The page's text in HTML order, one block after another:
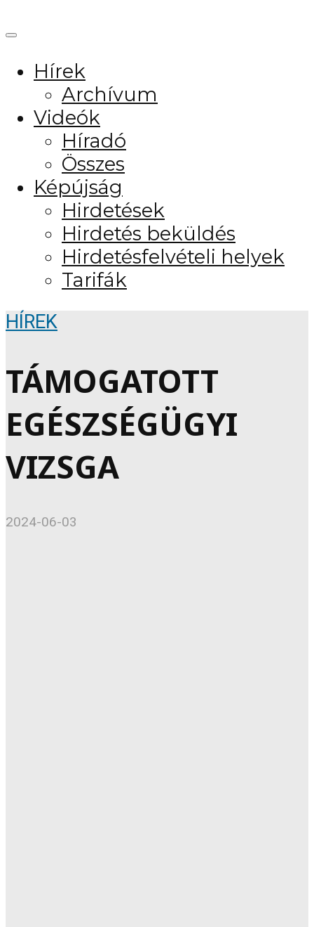
Hírek
Archívum
Videók
Híradó
Összes
Képújság
Hirdetések
Hirdetés beküldés
Hirdetésfelvételi helyek
Tarifák
HÍREK
TÁMOGATOTT
EGÉSZSÉGÜGYI
VIZSGA
2024-06-03